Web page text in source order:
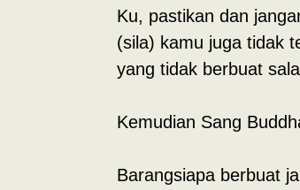
Ku, pastikan dan
(sila) kamu juga tidak
yang tidak berbuat
Kemudian Sang
Barangsiapa berbuat